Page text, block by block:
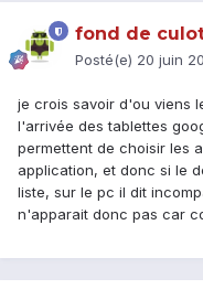
fond de
Posté(e) 20 juin
je crois savoir d'ou viens
l'arrivée des tablettes
permettent de choisir les
application, et donc si le
liste, sur le pc il dit
n'apparait donc pas car